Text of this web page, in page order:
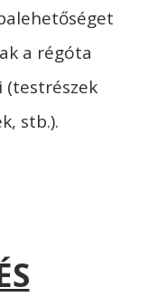
a régóta
stb.).